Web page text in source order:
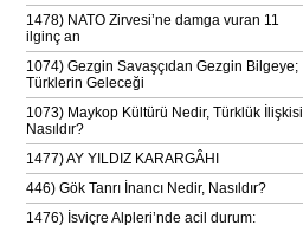
1478) NATO Zirvesi’ne damga vuran 11
ilginç an
1074) Gezgin Savaşçıdan Gezgin Bilgeye;
Türklerin Geleceği
1073) Maykop Kültürü Nedir, Türklük İlişkisi
Nasıldır?
1477) AY YILDIZ KARARGÂHI
446) Gök Tanrı İnancı Nedir, Nasıldır?
1476) İsviçre Alpleri’nde acil durum: